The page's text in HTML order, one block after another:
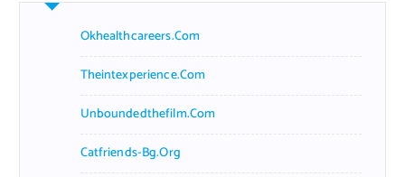
Okhealthcareers.com
Theintexperience.com
Unboundedthefilm.com
Catfriends-Bg.org